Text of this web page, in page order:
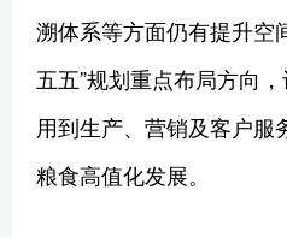
溯体系等方面仍有提升空
五五”规划重点布局方向
用到生产、营销及客户服
粮食高值化发展。